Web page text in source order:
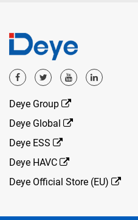
Deye Group
Deye Global
Deye ESS
Deye HAVC
Deye Official Store (EU)